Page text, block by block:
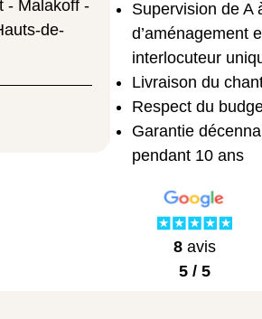
- Malakoff -
de-
Supervision de A
d’aménagement
interlocuteur
Livraison du
Respect du
Garantie
pendant 10 ans
8 avis
5 / 5